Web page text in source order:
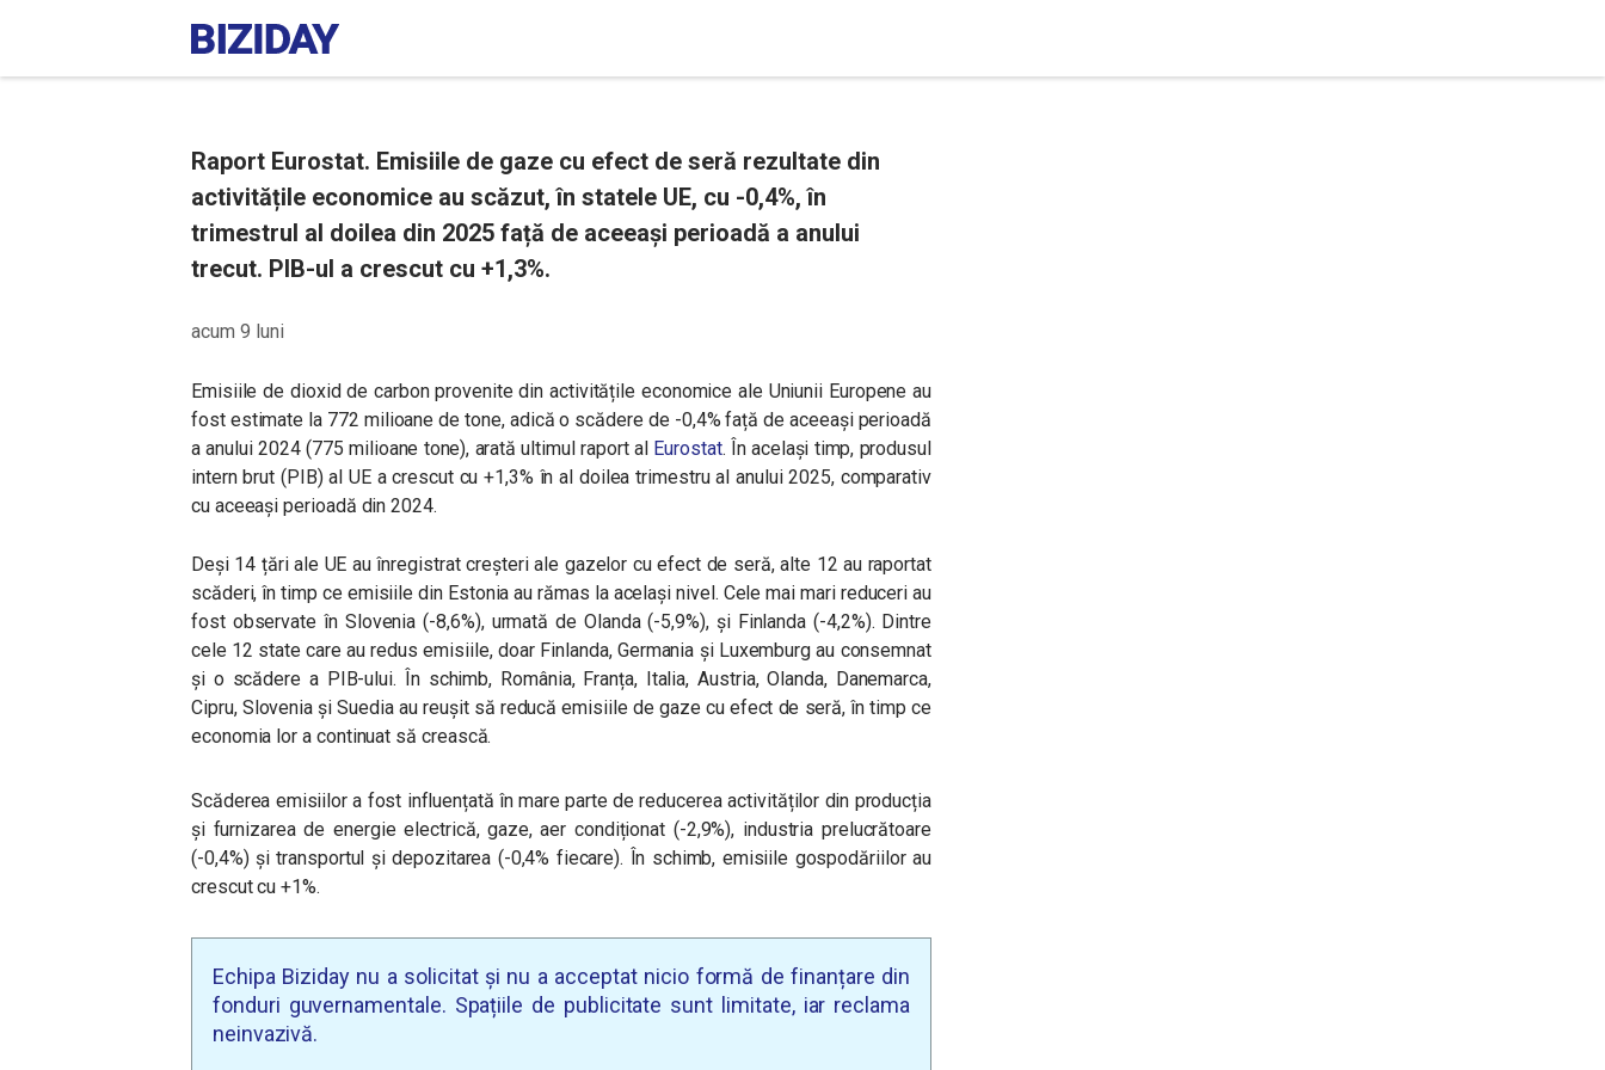
Raport Eurostat. Emisiile de gaze cu efect de seră rezultate din
activitățile economice au scăzut, în statele UE, cu -0,4%, în
trimestrul al doilea din 2025 față de aceeași perioadă a anului
trecut. PIB-ul a crescut cu +1,3%.
acum 9 luni
Emisiile de dioxid de carbon provenite din activitățile economice ale Uniunii Europene au
fost estimate la 772 milioane de tone, adică o scădere de -0,4% față de aceeași perioadă
a anului 2024 (775 milioane tone), arată ultimul raport al Eurostat. În același timp, produsul
intern brut (PIB) al UE a crescut cu +1,3% în al doilea trimestru al anului 2025, comparativ
cu aceeași perioadă din 2024.
Deși 14 țări ale UE au înregistrat creșteri ale gazelor cu efect de seră, alte 12 au raportat
scăderi, în timp ce emisiile din Estonia au rămas la același nivel. Cele mai mari reduceri au
fost observate în Slovenia (-8,6%), urmată de Olanda (-5,9%), și Finlanda (-4,2%). Dintre
cele 12 state care au redus emisiile, doar Finlanda, Germania și Luxemburg au consemnat
și o scădere a PIB-ului. În schimb, România, Franța, Italia, Austria, Olanda, Danemarca,
Cipru, Slovenia și Suedia au reușit să reducă emisiile de gaze cu efect de seră, în timp ce
economia lor a continuat să crească.
Scăderea emisiilor a fost influențată în mare parte de reducerea activităților din producția
și furnizarea de energie electrică, gaze, aer condiționat (-2,9%), industria prelucrătoare
(-0,4%) și transportul și depozitarea (-0,4% fiecare). În schimb, emisiile gospodăriilor au
crescut cu +1%.
Echipa Biziday nu a solicitat și nu a acceptat nicio formă de finanțare din
fonduri guvernamentale. Spațiile de publicitate sunt limitate, iar reclama
neinvazivă.